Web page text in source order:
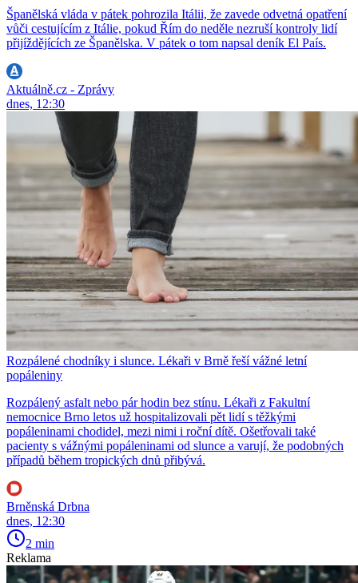
Španělská vláda v pátek pohrozila Itálii, že zavede odvetná opatření
vůči cestujícím z Itálie, pokud Řím do neděle nezruší kontroly lidí
přijíždějících ze Španělska. V pátek o tom napsal deník El País.
Aktuálně.cz - Zprávy
dnes, 12:30
Rozpálené chodníky i slunce. Lékaři v Brně řeší vážné letní
popáleniny
Rozpálený asfalt nebo pár hodin bez stínu. Lékaři z Fakultní
nemocnice Brno letos už hospitalizovali pět lidí s těžkými
popáleninami chodidel, mezi nimi i roční dítě. Ošetřovali také
pacienty s vážnými popáleninami od slunce a varují, že podobných
případů během tropických dnů přibývá.
Brněnská Drbna
dnes, 12:30
2 min
Reklama